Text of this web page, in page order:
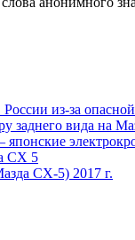
из-за
заднего вида на
СХ 5
СХ-5) 2017 г.